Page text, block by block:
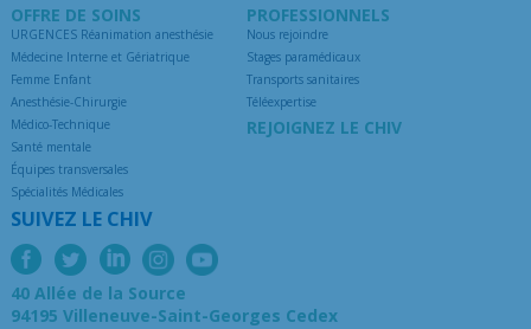
OFFRE DE SOINS
URGENCES Réanimation anesthésie
Médecine Interne et Gériatrique
Femme Enfant
Anesthésie-Chirurgie
Médico-Technique
Santé mentale
Équipes transversales
Spécialités Médicales
PROFESSIONNELS
Nous rejoindre
Stages paramédicaux
Transports sanitaires
Téléexpertise
REJOIGNEZ LE CHIV
SUIVEZ LE CHIV
40 Allée de la Source
94195 Villeneuve-Saint-Georges Cedex